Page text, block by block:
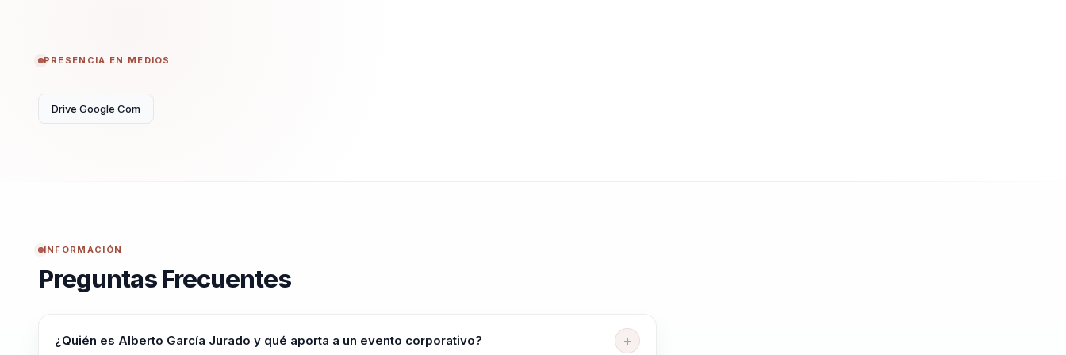
PRESENCIA EN MEDIOS
Drive Google Com
INFORMACIÓN
Preguntas Frecuentes
¿Quién es Alberto García Jurado y qué aporta a un evento corporativo?